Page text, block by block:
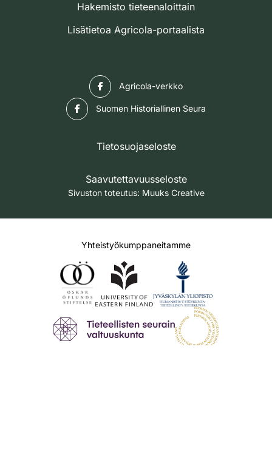
Hakemisto tieteenaloittain
Lisätietoa Agricola-portaalista
Agricola-verkko
Suomen Historiallinen Seura
Tietosuojaseloste
Saavutettavuusseloste
Sivuston toteutus: Muuks Creative
Yhteistyökumppaneitamme